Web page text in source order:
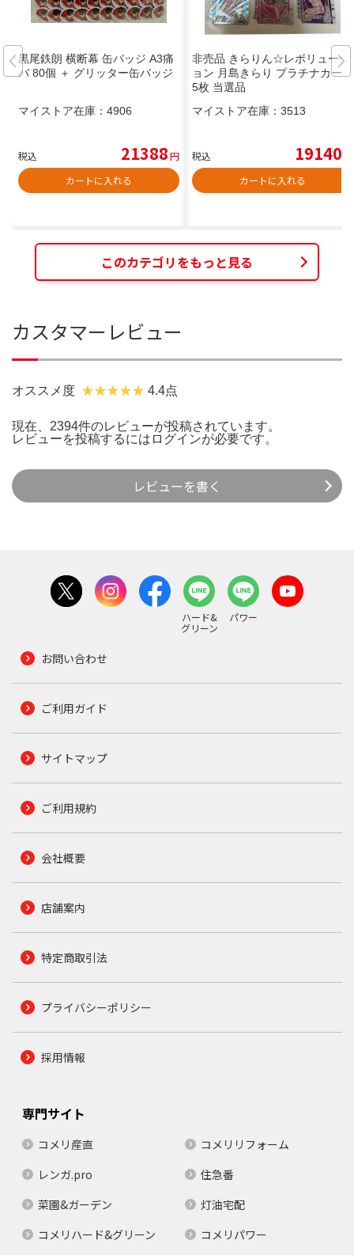
黒尾鉄朗 横断幕 缶バッジ A3痛
バ 80個 ＋ グリッター缶バッジ
マイストア在庫： 4906
税込 21388円
カートに入れる
非売品 きらりん☆レボリューシ
ョン 月島きらり プラチナカード
5枚 当選品
マイストア在庫： 3513
税込 19140
カートに入れる
このカテゴリをもっと見る
カスタマーレビュー
オススメ度 4.4点
現在、2394件のレビューが投稿されています。
レビューを投稿するには ログインが必要です。
レビューを書く
ハード&
グリーン
パワー
お問い合わせ
ご利用ガイド
サイトマップ
ご利用規約
会社概要
店舗案内
特定商取引法
プライバシーポリシー
採用情報
専門サイト
コメリ産直
コメリリフォーム
レンガ.pro
住急番
菜園&ガーデン
灯油宅配
コメリハード&グリーン
コメリパワー